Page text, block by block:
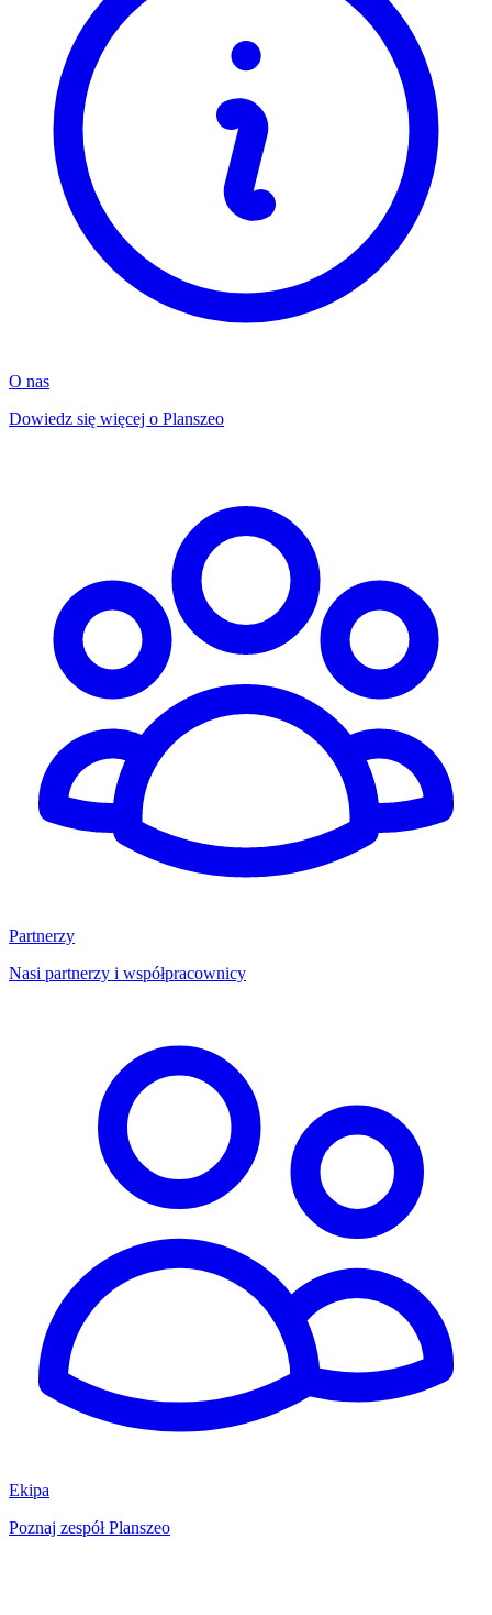
O nas
Dowiedz się więcej o Planszeo
Partnerzy
Nasi partnerzy i współpracownicy
Ekipa
Poznaj zespół Planszeo